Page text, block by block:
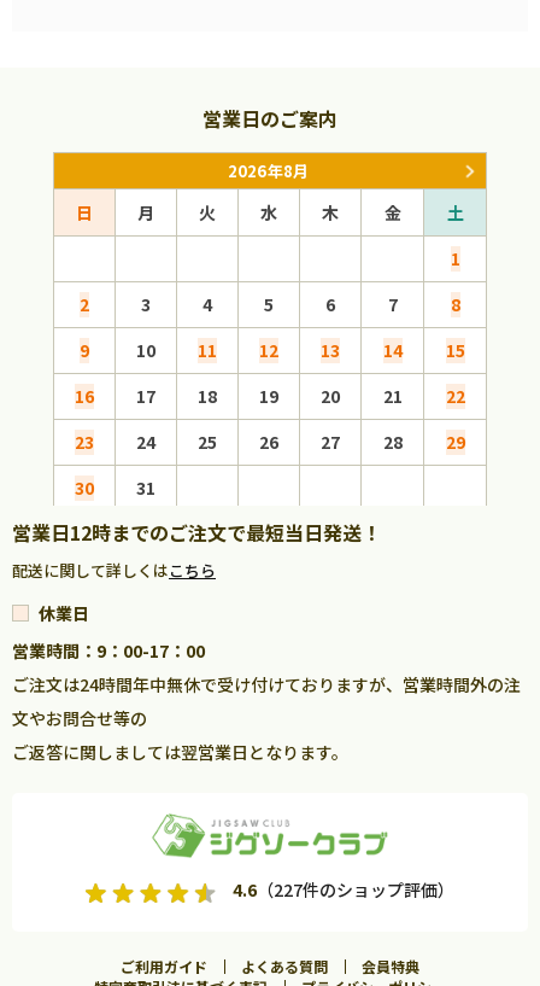
営業日のご案内
2026年8月
日 月 火 水 木 金
土
1
2
3 4 5 6 7
8
9
10 11 12 13 14
15
16
17 18 19 20 21
22
23
24 25 26 27 28
29
30
31
営業日12時までのご注文で最短当日発送！
配送に関して詳しくはこちら
休業日
営業時間：9：00-17：00
ご注文は24時間年中無休で受け付けておりますが、営業時間外の注
文やお問合せ等の
ご返答に関しましては翌営業日となります。
4.6（227件のショップ評価）
ご利用ガイド よくある質問
会員特典